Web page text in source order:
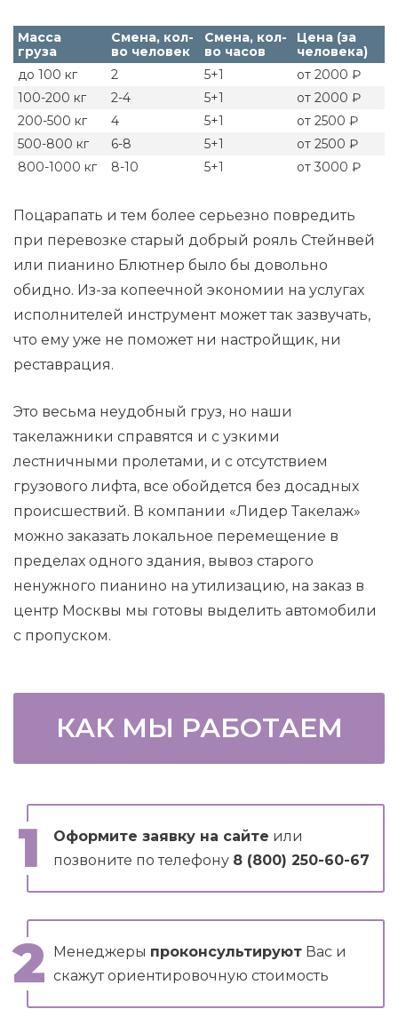
Масса
груза
Смена, кол-
во человек
Смена, кол-
во часов
Цена (за
человека)
до 100 кг
2 5+1
от 2000 ₽
100-200 кг
2-4 5+1
от 2000 ₽
200-500 кг
4 5+1
от 2500 ₽
500-800 кг
6-8 5+1
от 2500 ₽
800-1000 кг
8-10 5+1 от 3000 ₽
Поцарапать и тем более серьезно повредить
при перевозке старый добрый рояль Стейнвей
или пианино Блютнер было бы довольно
обидно. Из-за копеечной экономии на услугах
исполнителей инструмент может так зазвучать,
что ему уже не поможет ни настройщик, ни
реставрация.
Это весьма неудобный груз, но наши
такелажники справятся и с узкими
лестничными пролетами, и с отсутствием
грузового лифта, все обойдется без досадных
происшествий. В компании «Лидер Такелаж»
можно заказать локальное перемещение в
пределах одного здания, вывоз старого
ненужного пианино на утилизацию, на заказ в
центр Москвы мы готовы выделить автомобили
с пропуском.
КАК МЫ РАБОТАЕМ
Оформите заявку на сайте или
позвоните по телефону 8 (800) 250-60-67
Менеджеры проконсультируют Вас и
скажут ориентировочную стоимость